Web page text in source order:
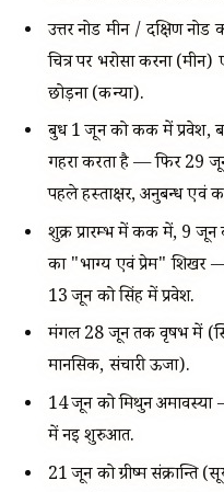
उत्तर नोड मीन / दक्षिण
चित्र पर भरोसा करना (मीन)
छोड़ना (कन्या).
बुध 1 जून को कर्क में प्रवेश,
गहरा करता है — फिर 29
पहले हस्ताक्षर, अनुबन्ध एवं
शुक्र प्रारम्भ में कर्क में, 9
का "भाग्य एवं प्रेम" शिखर
13 जून को सिंह में प्रवेश.
मंगल 28 जून तक वृषभ में
मानसिक, संचारी ऊर्जा).
14 जून को मिथुन अमावस्या
में नई शुरुआत.
21 जून को ग्रीष्म संक्रान्ति